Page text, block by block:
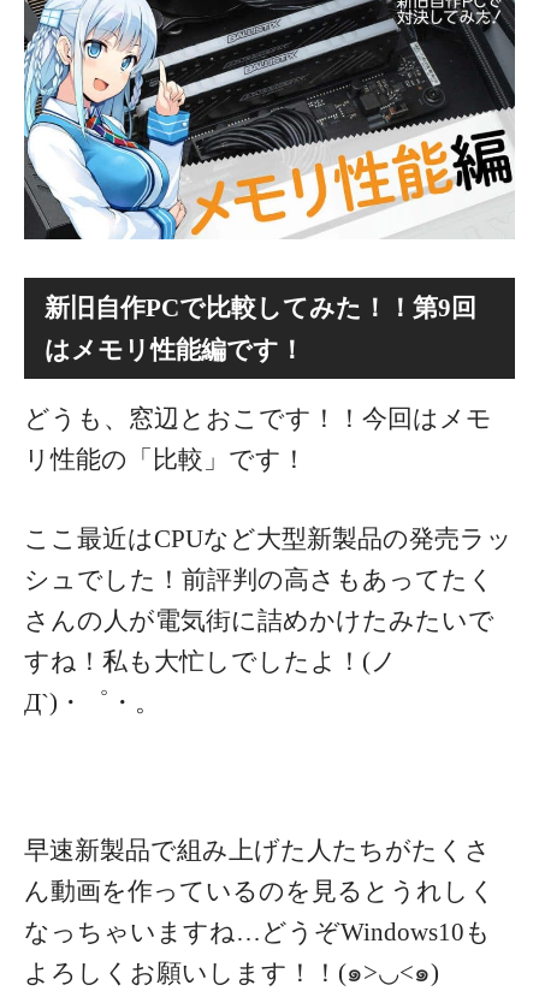
新旧自作PCで比較してみた！！第9回
はメモリ性能編です！
どうも、窓辺とおこです！！今回はメモ
リ性能の「比較」です！
ここ最近はCPUなど大型新製品の発売ラッ
シュでした！前評判の高さもあってたく
さんの人が電気街に詰めかけたみたいで
すね！私も大忙しでしたよ！(ノ
Д`)・゜・。
早速新製品で組み上げた人たちがたくさ
ん動画を作っているのを見るとうれしく
なっちゃいますね…どうぞWindows10も
よろしくお願いします！！(๑>◡<๑)